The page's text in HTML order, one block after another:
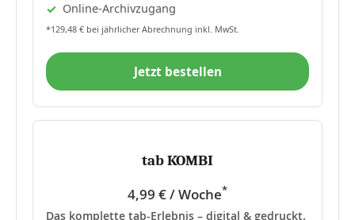
Online-Archivzugang
*129,48 € bei jährlicher Abrechnung inkl. MwSt.
Jetzt bestellen
tab KOMBI
4,99 € / Woche*
Das komplette tab-Erlebnis – digital & gedruckt.